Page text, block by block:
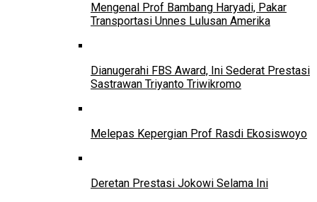
Mengenal Prof Bambang Haryadi, Pakar
Transportasi Unnes Lulusan Amerika
Dianugerahi FBS Award, Ini Sederat Prestasi
Sastrawan Triyanto Triwikromo
Melepas Kepergian Prof Rasdi Ekosiswoyo
Deretan Prestasi Jokowi Selama Ini